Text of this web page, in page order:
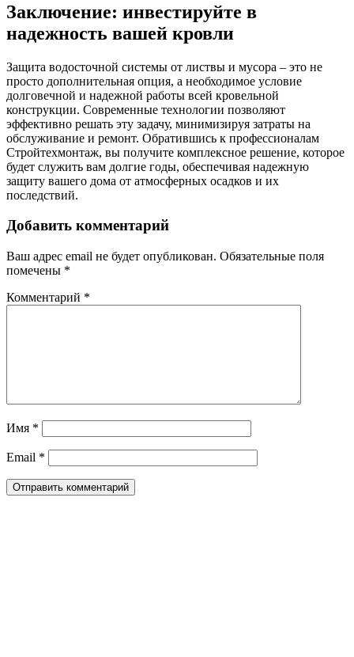
Заключение: инвестируйте в
надежность вашей кровли
Защита водосточной системы от листвы и мусора – это не
просто дополнительная опция, а необходимое условие
долговечной и надежной работы всей кровельной
конструкции. Современные технологии позволяют
эффективно решать эту задачу, минимизируя затраты на
обслуживание и ремонт. Обратившись к профессионалам
Стройтехмонтаж, вы получите комплексное решение, которое
будет служить вам долгие годы, обеспечивая надежную
защиту вашего дома от атмосферных осадков и их
последствий.
Добавить комментарий
Ваш адрес email не будет опубликован. Обязательные поля
помечены *
Комментарий *
Имя *
Email *